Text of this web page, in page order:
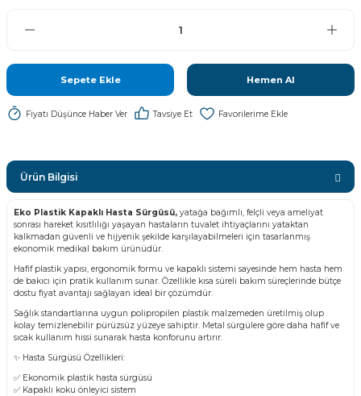
Sepete Ekle Hemen Al
Fiyatı Düşünce Haber Ver Tavsiye Et
Ürün Bilgisi
Eko Plastik Kapaklı Hasta Sürgüsü, yatağa bağımlı, felçli veya ameliyat
sonrası hareket kısıtlılığı yaşayan hastaların tuvalet ihtiyaçlarını yataktan
kalkmadan güvenli ve hijyenik şekilde karşılayabilmeleri için tasarlanmış
ekonomik medikal bakım ürünüdür.
Hafif plastik yapısı, ergonomik formu ve kapaklı sistemi sayesinde hem hasta hem
de bakıcı için pratik kullanım sunar. Özellikle kısa süreli bakım süreçlerinde bütçe
dostu fiyat avantajı sağlayan ideal bir çözümdür.
Sağlık standartlarına uygun polipropilen plastik malzemeden üretilmiş olup
kolay temizlenebilir pürüzsüz yüzeye sahiptir. Metal sürgülere göre daha hafif ve
sıcak kullanım hissi sunarak hasta konforunu artırır.
✨ Hasta Sürgüsü Özellikleri:
✅ Ekonomik plastik hasta sürgüsü
✅ Kapaklı koku önleyici sistem